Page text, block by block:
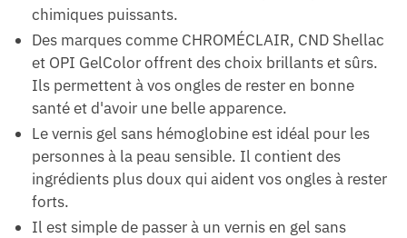
chimiques puissants.
Des marques comme CHROMÉCLAIR, CND Shellac
et OPI GelColor offrent des choix brillants et sûrs.
Ils permettent à vos ongles de rester en bonne
santé et d'avoir une belle apparence.
Le vernis gel sans hémoglobine est idéal pour les
personnes à la peau sensible. Il contient des
ingrédients plus doux qui aident vos ongles à rester
forts.
Il est simple de passer à un vernis en gel sans